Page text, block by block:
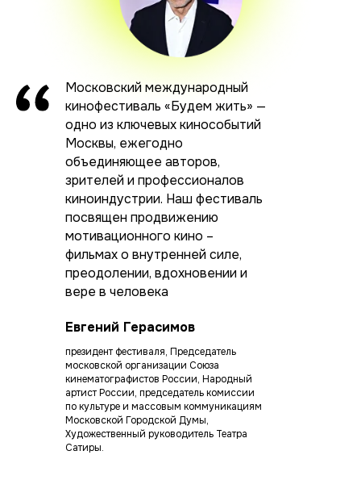
Московский международный
кинофестиваль «Будем жить» —
одно из ключевых кинособытий
Москвы, ежегодно
объединяющее авторов,
зрителей и профессионалов
киноиндустрии. Наш фестиваль
посвящен продвижению
мотивационного кино –
фильмах о внутренней силе,
преодолении, вдохновении и
вере в человека
Евгений Герасимов
президент фестиваля, Председатель
московской организации Союза
кинематографистов России, Народный
артист России, председатель комиссии
по культуре и массовым коммуникациям
Московской Городской Думы,
Художественный руководитель Театра
Сатиры.